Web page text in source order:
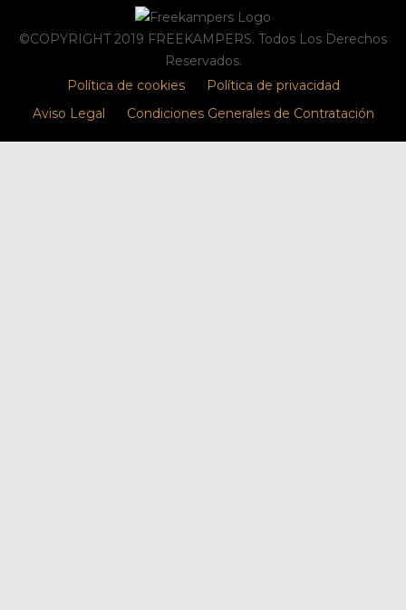
©COPYRIGHT 2019 FREEKAMPERS. Todos Los Derechos
Reservados.
Política de cookies
Política de privacidad
Aviso Legal
Condiciones Generales de Contratación